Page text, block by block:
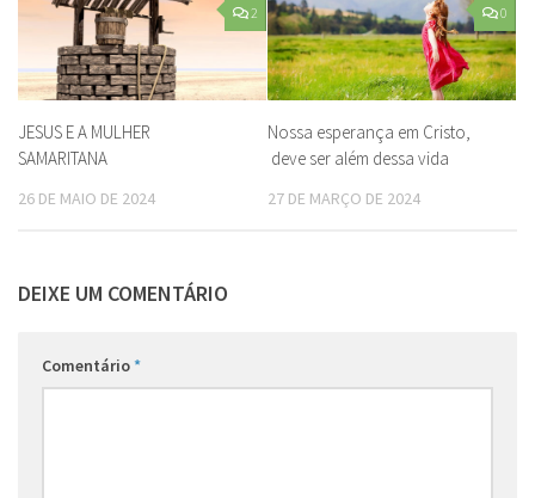
2
JESUS E A MULHER
SAMARITANA
26 DE MAIO DE 2024
0
Nossa esperança em Cristo,
deve ser além dessa vida
27 DE MARÇO DE 2024
DEIXE UM COMENTÁRIO
Comentário*